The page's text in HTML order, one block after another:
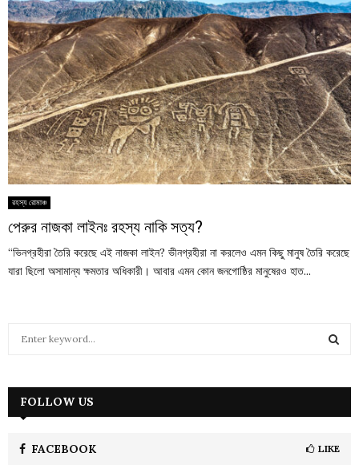
রহস্য রোমাঞ্চ
পেরুর নাজকা লাইনঃ রহস্য নাকি সত্য?
“ভিনগ্রহীরা তৈরি করেছে এই নাজকা লাইন? ভীনগ্রহীরা না করলেও এমন কিছু মানুষ তৈরি করেছে
যারা ছিলো অসামান্য ক্ষমতার অধিকারী। আবার এমন কোন জনগোষ্ঠির মানুষেরও হাত...
h
FOLLOW US
FACEBOOK LIKE